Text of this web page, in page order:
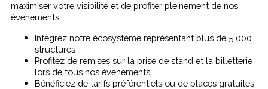
maximiser votre visibilité et de profiter pleinement de nos
événements.
Intégrez notre écosystème représentant plus de 5 000
structures
Profitez de remises sur la prise de stand et la billetterie
lors de tous nos événements
Bénéficiez de tarifs préférentiels ou de places gratuites